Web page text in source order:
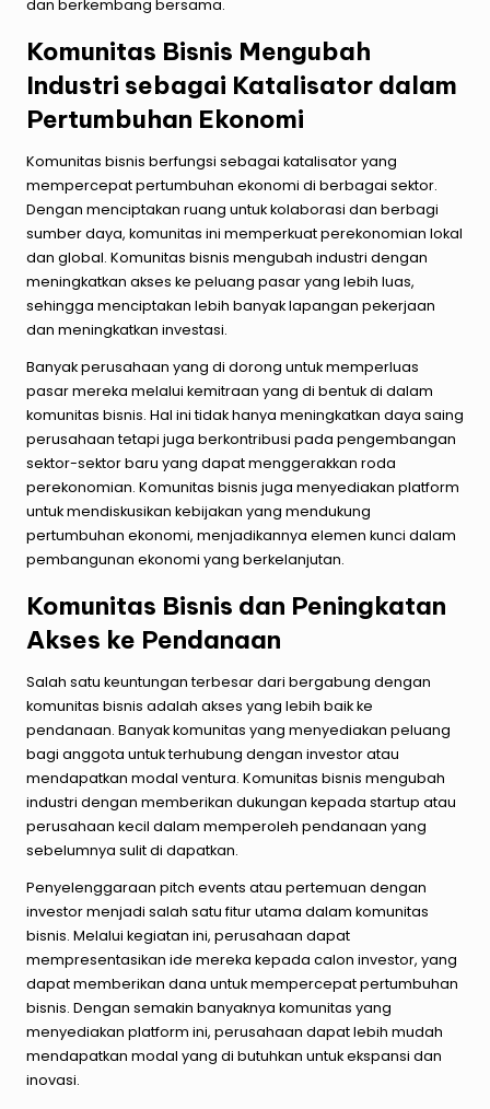
dan berkembang bersama.
Komunitas Bisnis Mengubah
Industri sebagai Katalisator dalam
Pertumbuhan Ekonomi
Komunitas bisnis berfungsi sebagai katalisator yang
mempercepat pertumbuhan ekonomi di berbagai sektor.
Dengan menciptakan ruang untuk kolaborasi dan berbagi
sumber daya, komunitas ini memperkuat perekonomian lokal
dan global. Komunitas bisnis mengubah industri dengan
meningkatkan akses ke peluang pasar yang lebih luas,
sehingga menciptakan lebih banyak lapangan pekerjaan
dan meningkatkan investasi.
Banyak perusahaan yang di dorong untuk memperluas
pasar mereka melalui kemitraan yang di bentuk di dalam
komunitas bisnis. Hal ini tidak hanya meningkatkan daya saing
perusahaan tetapi juga berkontribusi pada pengembangan
sektor-sektor baru yang dapat menggerakkan roda
perekonomian. Komunitas bisnis juga menyediakan platform
untuk mendiskusikan kebijakan yang mendukung
pertumbuhan ekonomi, menjadikannya elemen kunci dalam
pembangunan ekonomi yang berkelanjutan.
Komunitas Bisnis dan Peningkatan
Akses ke Pendanaan
Salah satu keuntungan terbesar dari bergabung dengan
komunitas bisnis adalah akses yang lebih baik ke
pendanaan. Banyak komunitas yang menyediakan peluang
bagi anggota untuk terhubung dengan investor atau
mendapatkan modal ventura. Komunitas bisnis mengubah
industri dengan memberikan dukungan kepada startup atau
perusahaan kecil dalam memperoleh pendanaan yang
sebelumnya sulit di dapatkan.
Penyelenggaraan pitch events atau pertemuan dengan
investor menjadi salah satu fitur utama dalam komunitas
bisnis. Melalui kegiatan ini, perusahaan dapat
mempresentasikan ide mereka kepada calon investor, yang
dapat memberikan dana untuk mempercepat pertumbuhan
bisnis. Dengan semakin banyaknya komunitas yang
menyediakan platform ini, perusahaan dapat lebih mudah
mendapatkan modal yang di butuhkan untuk ekspansi dan
inovasi.